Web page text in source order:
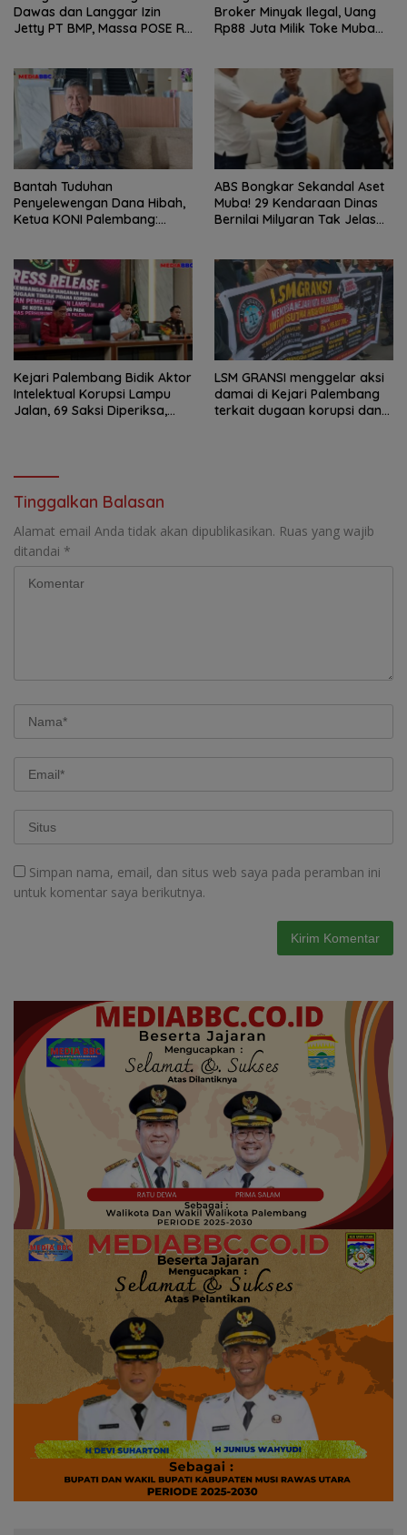
Dawas dan Langgar Izin
Jetty PT BMP, Massa POSE RI
Tuntas
Broker Minyak Ilegal, Uang
Rp88 Juta Milik Toke Muba
Bantah Tuduhan
Penyelewengan Dana Hibah,
Ketua KONI Palembang:
ABS Bongkar Sekandal Aset
Muba! 29 Kendaraan Dinas
Bernilai Milyaran Tak Jelas
Kejari Palembang Bidik Aktor
Intelektual Korupsi Lampu
Jalan, 69 Saksi Diperiksa,
LSM GRANSI menggelar aksi
damai di Kejari Palembang
terkait dugaan korupsi dana
Tinggalkan Balasan
Alamat email Anda tidak akan dipublikasikan. Ruas yang wajib
ditandai *
Simpan nama, email, dan situs web saya pada peramban ini
untuk komentar saya berikutnya.